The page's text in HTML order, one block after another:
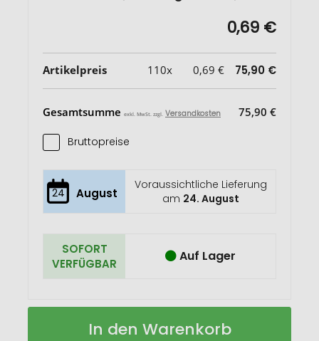
0,69 €
Artikelpreis 110x 0,69 € 75,90 €
Gesamtsumme exkl. MwSt. zzgl. Versandkosten 75,90 €
Bruttopreise
24 August
Voraussichtliche Lieferung
am 24. August
SOFORT
VERFÜGBAR
Auf Lager
BMI-
Auf
In den Warenkorb